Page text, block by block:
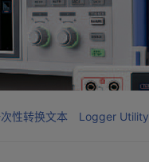
次性转换文本 Logger Utility